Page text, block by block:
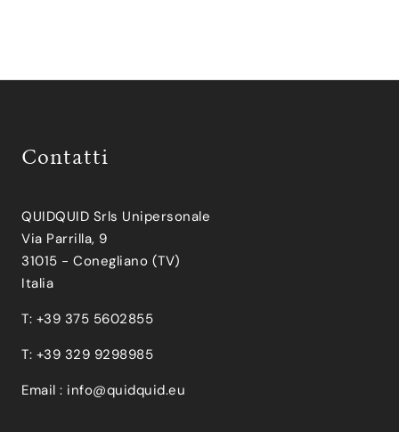
Contatti
QUIDQUID Srls Unipersonale
Via Parrilla, 9
31015 - Conegliano (TV)
Italia
T: +39 375 5602855
T: +39 329 9298985
Email : info@quidquid.eu